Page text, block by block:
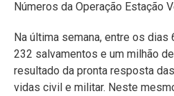
Números da Operação Estação
Na última semana, entre os dias
232 salvamentos e um milhão
resultado da pronta resposta
vidas civil e militar. Neste